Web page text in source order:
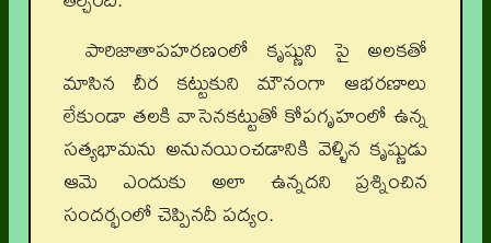
పారిజాతాపహరణంలో కృష్ణుని పై అలకతో
మాసిన చీర కట్టుకుని మౌనంగా ఆభరణాలు
లేకుండా తలకి వాసెనకట్టుతో కోపగృహంలో ఉన్న
సత్యభామను అనునయించడానికి వెళ్ళిన కృష్ణుడు
ఆమె ఎందుకు అలా ఉన్నదని ప్రశ్నించిన
సందర్భంలో చెప్పినదీ పద్యం.